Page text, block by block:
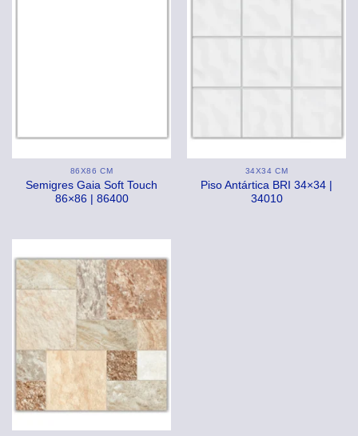
86X86 CM
Semigres Gaia Soft Touch
86×86 | 86400
34X34 CM
Piso Antártica BRI 34×34 |
34010